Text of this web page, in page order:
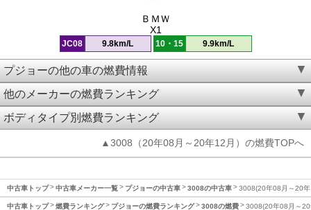
ＢＭＷ
X1
JC08 9.8km/L 10・15 9.9km/L
プジョーの他の車の燃費情報
他のメーカーの燃費ランキング
ボディタイプ別燃費ランキング
▲3008（20年08月～20年12月）の燃費TOPへ
中古車トップ 中古車メーカー一覧 プジョーの中古車 3008の中古車 3008(20年08月～20
中古車トップ 燃費ランキング プジョーの燃費ランキング 3008の燃費 3008(20年08月～